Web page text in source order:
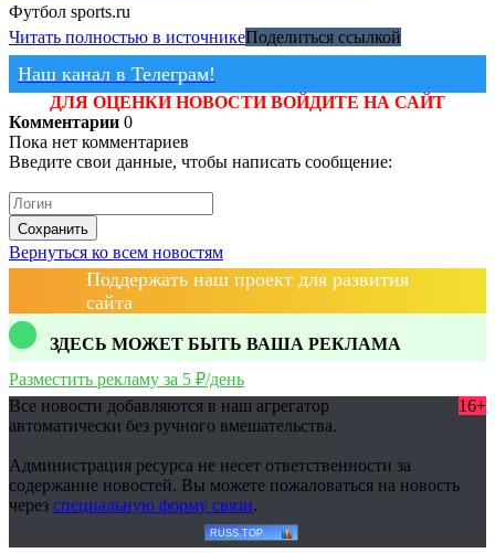
Футбол sports.ru
Читать полностью в источникеПоделиться ссылкой
Наш канал в Телеграм!
ДЛЯ ОЦЕНКИ НОВОСТИ ВОЙДИТЕ НА САЙТ
Комментарии 0
Пока нет комментариев
Введите свои данные, чтобы написать сообщение:
Сохранить
Вернуться ко всем новостям
Поддержать наш проект для развития
сайта
ЗДЕСЬ МОЖЕТ БЫТЬ ВАША РЕКЛАМА
Разместить рекламу за 5 ₽/день
Все новости добавляются в наш агрегатор
автоматически без ручного вмешательства.
16+
Администрация ресурса не несет ответственности за
содержание новостей. Вы можете пожаловаться на новость
через специальную форму связи.